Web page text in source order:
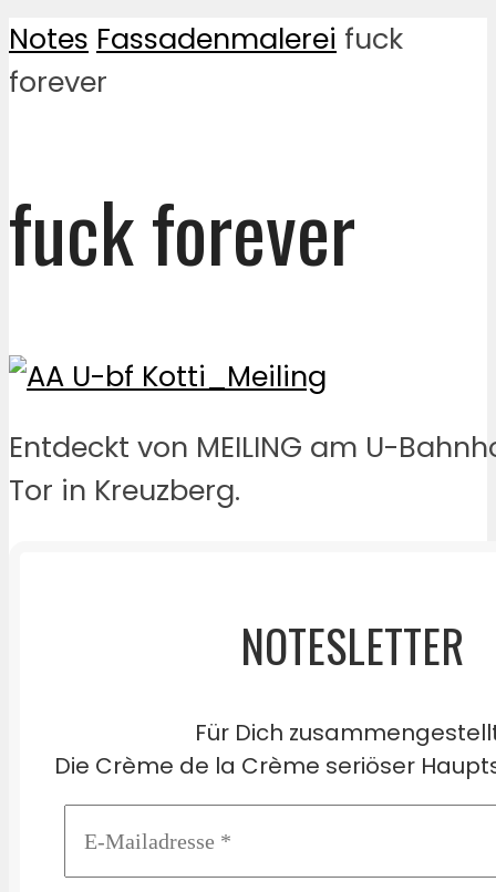
Notes Fassadenmalerei fuck
forever
fuck forever
Entdeckt von MEILING am U-
Tor in Kreuzberg.
NOTESLETTER
Für Dich
Die Crème de la Crème seriöser